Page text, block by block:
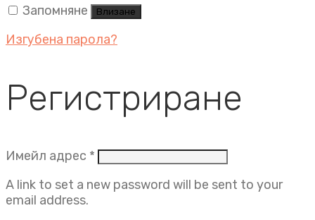
Запомняне
Влизане
Изгубена парола?
Регистриране
Имейл адрес * Задължително
A link to set a new password will be sent to your
email address.